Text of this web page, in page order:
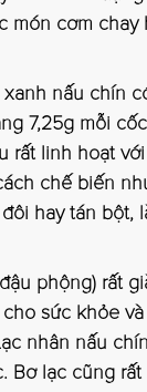
món cơm chay
nấu chín
7,25g mỗi
rất linh hoạt
chế biến
hay tán bột,
phộng) rất
sức khỏe
nhân nấu
Bơ lạc cũng